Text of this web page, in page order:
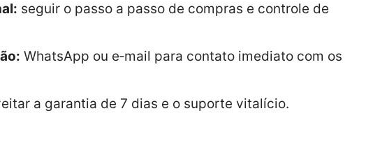
seguir o passo a passo de compras e controle de
WhatsApp ou e‑mail para contato imediato com os
a garantia de 7 dias e o suporte vitalício.